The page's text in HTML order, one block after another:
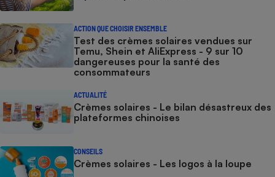
ACTION QUE CHOISIR ENSEMBLE
Test des crèmes solaires vendues sur
Temu, Shein et AliExpress - 9 sur 10
dangereuses pour la santé des
consommateurs
ACTUALITÉ
Crèmes solaires - Le bilan désastreux des
plateformes chinoises
CONSEILS
Crèmes solaires - Les logos à la loupe